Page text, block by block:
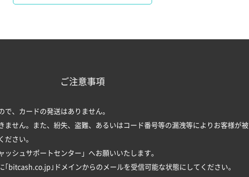
ご注意事項
、カードの発送はありません。
せん。また、紛失、盗難、あるいはコード番号等の漏洩等によりお客様が
ださい。
ッシュサポートセンター 」へお願いいたします。
bitcash.co.jp｣ドメインからのメールを受信可能な状態にしてください。